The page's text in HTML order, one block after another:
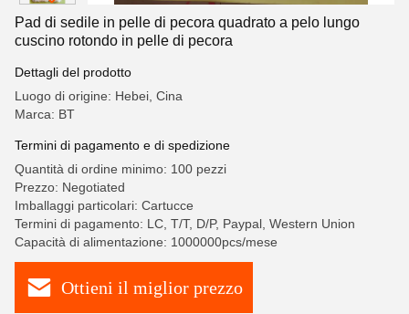
Pad di sedile in pelle di pecora quadrato a pelo lungo
cuscino rotondo in pelle di pecora
Dettagli del prodotto
Luogo di origine: Hebei, Cina
Marca: BT
Termini di pagamento e di spedizione
Quantità di ordine minimo: 100 pezzi
Prezzo: Negotiated
Imballaggi particolari: Cartucce
Termini di pagamento: LC, T/T, D/P, Paypal, Western Union
Capacità di alimentazione: 1000000pcs/mese
Ottieni il miglior prezzo